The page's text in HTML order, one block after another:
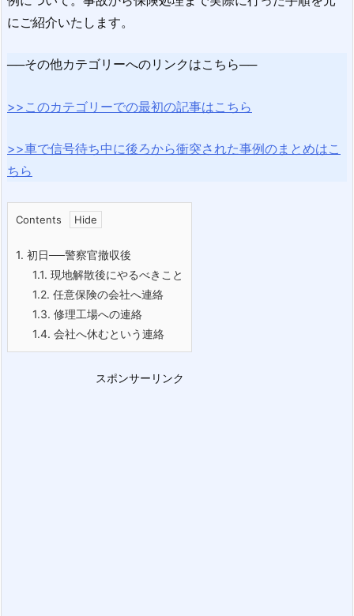
にご紹介いたします。
──その他カテゴリーへのリンクはこちら──
>>このカテゴリーでの最初の記事はこちら
>>車で信号待ち中に後ろから衝突された事例のまとめはこ
ちら
Contents
1. 初日──警察官撤収後
1.1. 現地解散後にやるべきこと
1.2. 任意保険の会社へ連絡
1.3. 修理工場への連絡
1.4. 会社へ休むという連絡
スポンサーリンク